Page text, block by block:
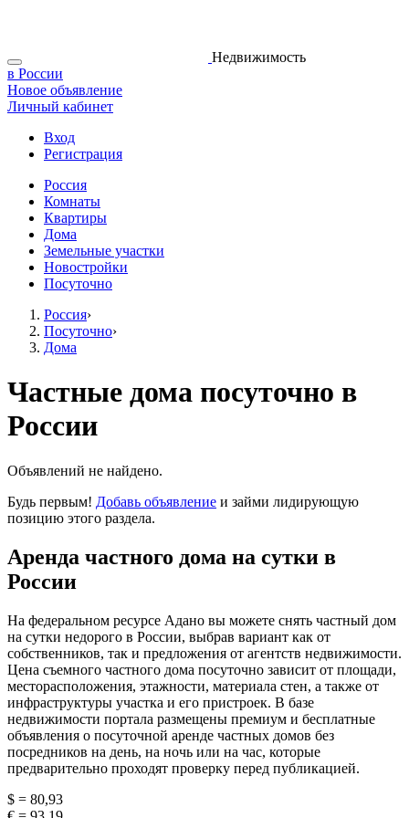
Недвижимость
в России
Новое объявление
Личный кабинет
Вход
Регистрация
Россия
Комнаты
Квартиры
Дома
Земельные участки
Новостройки
Посуточно
Россия›
Посуточно›
Дома
Частные дома посуточно в
России
Объявлений не найдено.
Будь первым! Добавь объявление и займи лидирующую
позицию этого раздела.
Аренда частного дома на сутки в
России
На федеральном ресурсе Адано вы можете снять частный дом
на сутки недорого в России, выбрав вариант как от
собственников, так и предложения от агентств недвижимости.
Цена съемного частного дома посуточно зависит от площади,
месторасположения, этажности, материала стен, а также от
инфраструктуры участка и его пристроек. В базе
недвижимости портала размещены премиум и бесплатные
объявления о посуточной аренде частных домов без
посредников на день, на ночь или на час, которые
предварительно проходят проверку перед публикацией.
$ = 80,93